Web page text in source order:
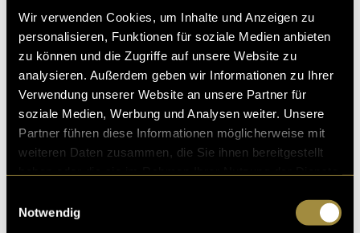
Wir verwenden Cookies, um Inhalte und Anzeigen zu
personalisieren, Funktionen für soziale Medien anbieten
zu können und die Zugriffe auf unsere Website zu
analysieren. Außerdem geben wir Informationen zu Ihrer
Verwendung unserer Website an unsere Partner für
soziale Medien, Werbung und Analysen weiter. Unsere
Partner führen diese Informationen möglicherweise mit
weiteren Daten zusammen, die Sie ihnen bereitgestellt
Notwendig